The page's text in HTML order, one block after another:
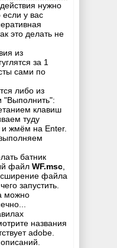
нужно
если у вас
это делать не
из
за 1
сами по
либо из
"Выполнить":
клавиш
туду
и жмём на Enter.
батник
файл WF.msc
файла
запустить.
можно
названия
adobe.